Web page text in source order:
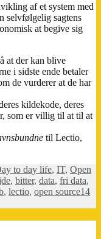
af et system med
selvfølgelig sagtens
at begive sig
at der kan blive
i sidste ende betaler
de vurderer at de har
kildekode, deres
som er villig til at til at
til Lectio,
to day life, IT, Open
, bitter, data, fri data,
, lectio, open source14